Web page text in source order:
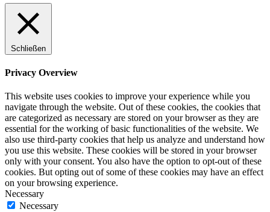
Schließen
Privacy Overview
This website uses cookies to improve your experience while you
navigate through the website. Out of these cookies, the cookies that
are categorized as necessary are stored on your browser as they are
essential for the working of basic functionalities of the website. We
also use third-party cookies that help us analyze and understand how
you use this website. These cookies will be stored in your browser
only with your consent. You also have the option to opt-out of these
cookies. But opting out of some of these cookies may have an effect
on your browsing experience.
Necessary
Necessary